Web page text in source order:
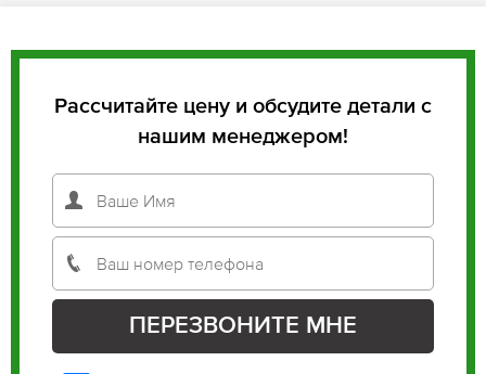
Рассчитайте цену и обсудите детали с
нашим менеджером!